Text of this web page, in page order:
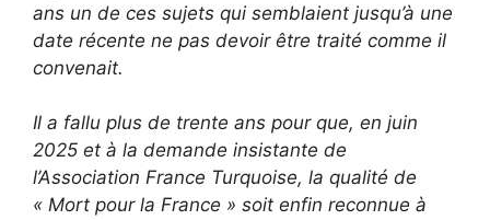
ans un de ces sujets qui semblaient jusqu’à une
date récente ne pas devoir être traité comme il
convenait.
Il a fallu plus de trente ans pour que, en juin
2025 et à la demande insistante de
l’Association France Turquoise, la qualité de
« Mort pour la France » soit enfin reconnue à